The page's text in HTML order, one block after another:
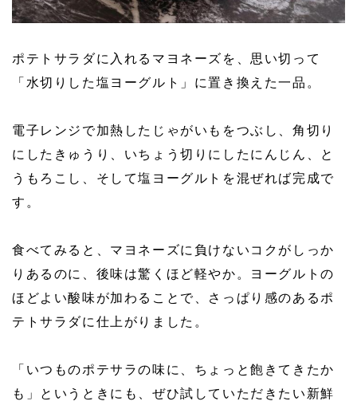
ポテトサラダに入れるマヨネーズを、思い切って
「水切りした塩ヨーグルト」に置き換えた一品。
電子レンジで加熱したじゃがいもをつぶし、角切り
にしたきゅうり、いちょう切りにしたにんじん、と
うもろこし、そして塩ヨーグルトを混ぜれば完成で
す。
食べてみると、マヨネーズに負けないコクがしっか
りあるのに、後味は驚くほど軽やか。ヨーグルトの
ほどよい酸味が加わることで、さっぱり感のあるポ
テトサラダに仕上がりました。
「いつものポテサラの味に、ちょっと飽きてきたか
も」というときにも、ぜひ試していただきたい新鮮